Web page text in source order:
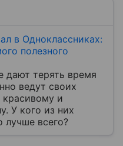
в Одноклассниках:
полезного
дают терять время
ведут своих
красивому и
У кого из них
лучше всего?